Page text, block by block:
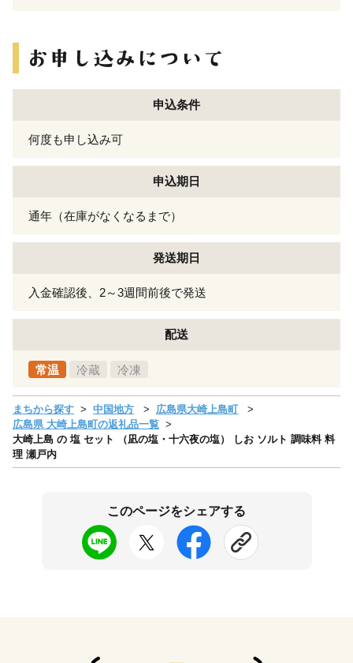
申込条件
何度も申し込み可
申込期日
通年（在庫がなくなるまで）
発送期日
入金確認後、2～3週間前後で発送
配送
常温 冷蔵 冷凍
まちから探す 中国地方
広島県大崎上島町
広島県 大崎上島町の返礼品一覧
大崎上島 の 塩 セット （凪の塩・十六夜の塩） しお ソルト 調味料 料
理 瀬戸内
このページをシェアする